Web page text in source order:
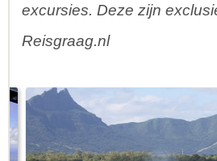
excursies. Deze zijn
Reisgraag.nl